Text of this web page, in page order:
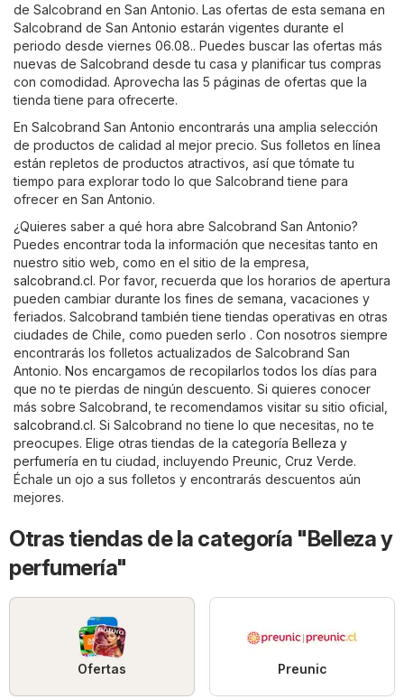
de Salcobrand en San Antonio. Las ofertas de esta semana en
Salcobrand de San Antonio estarán vigentes durante el
periodo desde viernes 06.08.. Puedes buscar las ofertas más
nuevas de Salcobrand desde tu casa y planificar tus compras
con comodidad. Aprovecha las 5 páginas de ofertas que la
tienda tiene para ofrecerte.
En Salcobrand San Antonio encontrarás una amplia selección
de productos de calidad al mejor precio. Sus folletos en línea
están repletos de productos atractivos, así que tómate tu
tiempo para explorar todo lo que Salcobrand tiene para
ofrecer en San Antonio.
¿Quieres saber a qué hora abre Salcobrand San Antonio?
Puedes encontrar toda la información que necesitas tanto en
nuestro sitio web, como en el sitio de la empresa,
salcobrand.cl. Por favor, recuerda que los horarios de apertura
pueden cambiar durante los fines de semana, vacaciones y
feriados. Salcobrand también tiene tiendas operativas en otras
ciudades de Chile, como pueden serlo . Con nosotros siempre
encontrarás los folletos actualizados de Salcobrand San
Antonio. Nos encargamos de recopilarlos todos los días para
que no te pierdas de ningún descuento. Si quieres conocer
más sobre Salcobrand, te recomendamos visitar su sitio oficial,
salcobrand.cl. Si Salcobrand no tiene lo que necesitas, no te
preocupes. Elige otras tiendas de la categoría Belleza y
perfumería en tu ciudad, incluyendo Preunic Cruz Verde.
Échale un ojo a sus folletos y encontrarás descuentos aún
mejores.
Otras tiendas de la categoría "Belleza y
perfumería"
Ofertas Preunic